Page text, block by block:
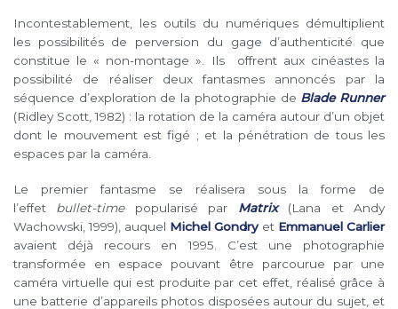
Incontestablement, les outils du numériques démultiplient
les possibilités de perversion du gage d’authenticité que
constitue le « non-montage ». Ils offrent aux cinéastes la
possibilité de réaliser deux fantasmes annoncés par la
séquence d’exploration de la photographie de Blade Runner
(Ridley Scott, 1982) : la rotation de la caméra autour d’un objet
dont le mouvement est figé ; et la pénétration de tous les
espaces par la caméra
Le premier fantasme se réalisera sous la forme de
l’effet bullet-timepopularisé par Matrix (Lana et Andy
Wachowski, 1999), auquel Michel Gondryet Emmanuel Carlier
avaient déjà recours en 1995. C’est une photographie
transformée en espace pouvant être parcourue par une
caméra virtuelle qui est produite par cet effet, réalisé grâce à
une batterie d’appareils photos disposées autour du sujet, et